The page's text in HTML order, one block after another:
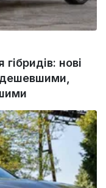
нові
дешевшими,